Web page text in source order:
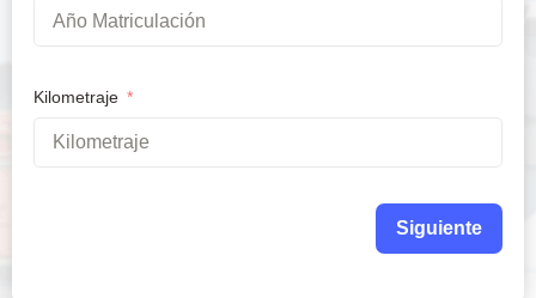
Kilometraje
Siguiente